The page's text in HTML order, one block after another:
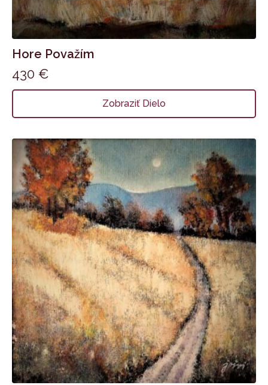
Hore Považím
430 €
Zobraziť Dielo